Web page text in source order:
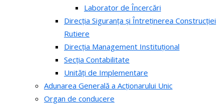
Laborator de Încercări
Direcția Siguranța și Întreținerea Construcției
Rutiere
Direcția Management Instituțional
Secția Contabilitate
Unități de Implementare
Adunarea Generală a Acționarului Unic
Organ de conducere